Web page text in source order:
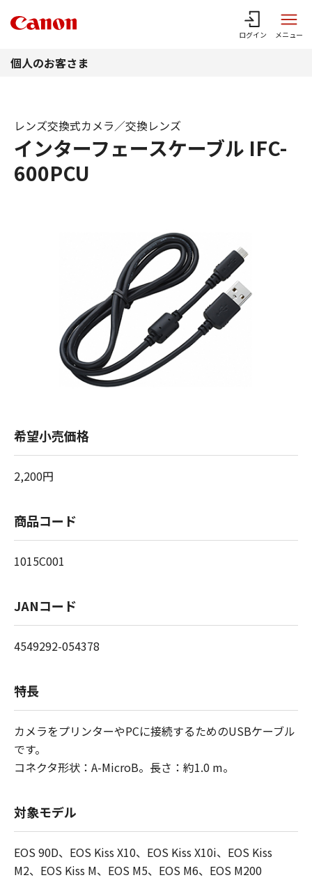
ログイン メニュー
個人のお客さま
インターフェースケーブル IFC-
600PCU
レンズ交換式カメラ／交換レンズ
希望小売価格
2,200円
商品コード
1015C001
JANコード
4549292-054378
特長
カメラをプリンターやPCに接続するためのUSBケーブル
です。
コネクタ形状：A-MicroB。長さ：約1.0 m。
対象モデル
EOS 90D、EOS Kiss X10、EOS Kiss X10i、EOS Kiss
M2、EOS Kiss M、EOS M5、EOS M6、EOS M200